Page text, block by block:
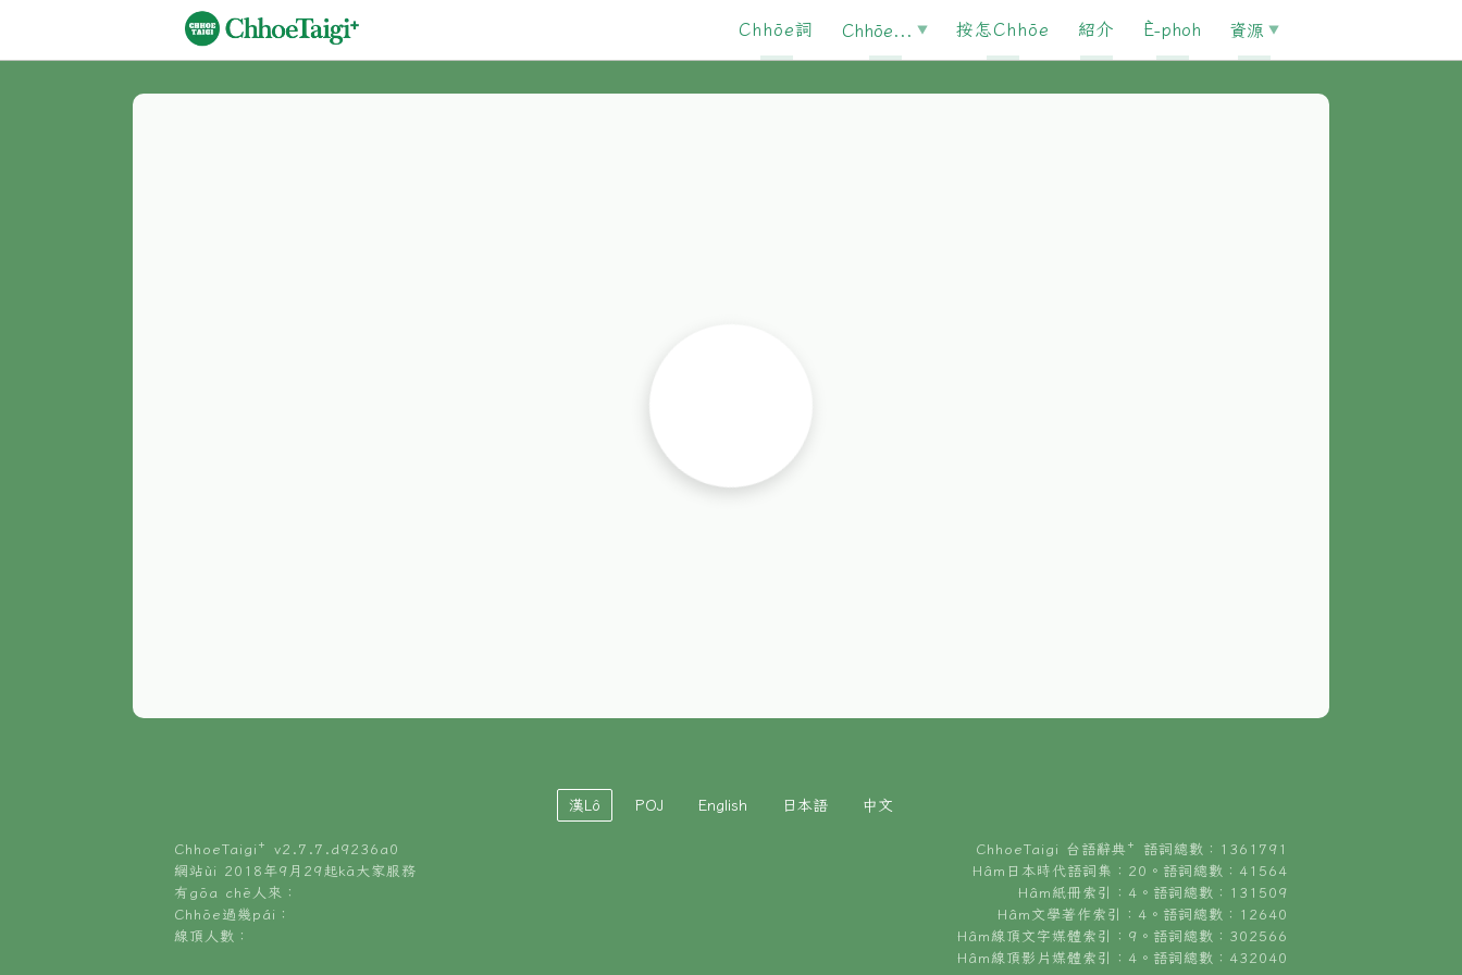
Chhōe詞 Chhōe... 按怎Chhōe 紹介 È-phoh 資源
漢Lô POJ English 日本語 中文
ChhoeTaigi⁺ v2.7.7.d9236a0
網站ùi 2018年9月29起kā大家服務
有gōa chē人來：
Chhōe過幾pái：
線頂人數：
ChhoeTaigi 台語辭典⁺ 語詞總數：1361791
Hâm日本時代語詞集：20。語詞總數：41564
Hâm紙冊索引：4。語詞總數：131509
Hâm文學著作索引：4。語詞總數：12640
Hâm線頂文字媒體索引：9。語詞總數：302566
Hâm線頂影片媒體索引：4。語詞總數：432040